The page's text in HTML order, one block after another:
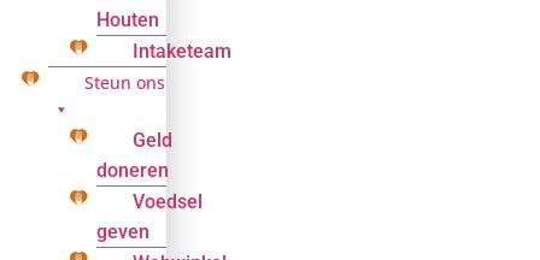
Houten
Intaketeam
Steun ons
Geld
doneren
Voedsel
geven